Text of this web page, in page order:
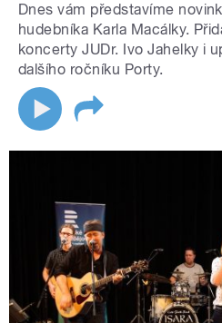
Dnes vám představíme
hudebníka Karla Macálky.
koncerty JUDr. Ivo Jahelky i
dalšího ročníku Porty.